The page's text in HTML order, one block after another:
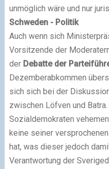
unmöglich wäre und nur
Schweden - Politik
Auch wenn sich
Vorsitzende der
der Debatte der
Dezemberabkommen
sich sich bei der
zwischen Löfven und
Sozialdemokraten
keine seiner
hat, was dieser jedoch
Verantwortung der